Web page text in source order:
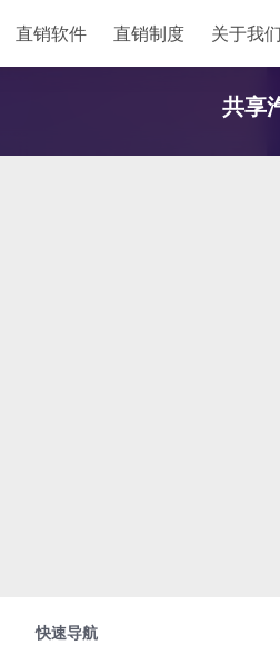
直销软件 直销制度 关于我们
共享
快速导航